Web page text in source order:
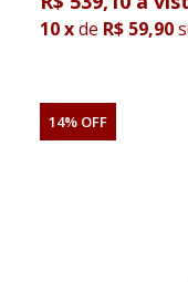
10xde R$ 59,90
14% OFF